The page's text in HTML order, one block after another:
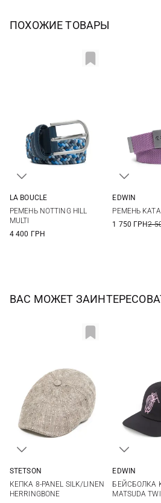
ПОХОЖИЕ ТОВАРЫ
LA BOUCLE
РЕМЕНЬ NOTTING HILL
MULTI
4 400 ГРН
EDWIN
РЕМЕНЬ
1 750 ГРН2
ВАС МОЖЕТ
STETSON
КЕПКА 8-PANEL SILK/LINEN
HERRINGBONE
EDWIN
БЕЙСБОЛКА
MATSUDA